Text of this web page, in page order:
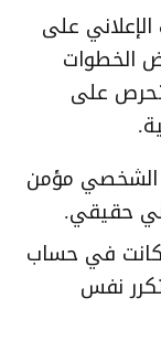
على
الخطوات
على
الشخصي مؤمن
حقيقي.
كانت في حساب
نفس